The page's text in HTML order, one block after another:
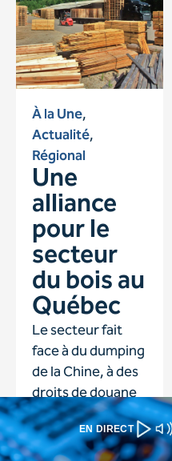
EN DIRECT